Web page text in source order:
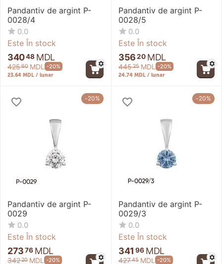
Pandantiv de argint P-
0028/4
0.0
Este În stock
34048 MDL
42560 MDL -20%
23.64 MDL / lunar
Pandantiv de argint P-
0028/5
0.0
Este În stock
35620 MDL
44525 MDL -20%
24.74 MDL / lunar
-20%
Pandantiv de argint P-
0029
0.0
Este În stock
27376 MDL
34220 MDL -20%
-20%
Pandantiv de argint P-
0029/3
0.0
Este În stock
341 96 MDL
42745 MDL -20%